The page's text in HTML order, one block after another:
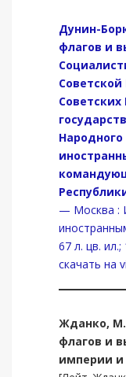
Дунин-
флагов и
— Москва :
67 л. цв.
скачать на
Жданко,
флагов и
империи и